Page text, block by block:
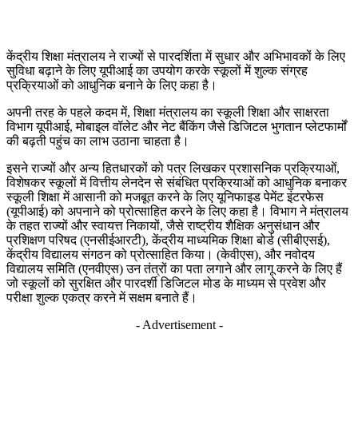
केंद्रीय शिक्षा मंत्रालय ने राज्यों से पारदर्शिता में सुधार और अभिभावकों के लिए
सुविधा बढ़ाने के लिए यूपीआई का उपयोग करके स्कूलों में शुल्क संग्रह
प्रक्रियाओं को आधुनिक बनाने के लिए कहा है।
अपनी तरह के पहले कदम में, शिक्षा मंत्रालय का स्कूली शिक्षा और साक्षरता
विभाग यूपीआई, मोबाइल वॉलेट और नेट बैंकिंग जैसे डिजिटल भुगतान प्लेटफार्मों
की बढ़ती पहुंच का लाभ उठाना चाहता है।
इसने राज्यों और अन्य हितधारकों को पत्र लिखकर प्रशासनिक प्रक्रियाओं,
विशेषकर स्कूलों में वित्तीय लेनदेन से संबंधित प्रक्रियाओं को आधुनिक बनाकर
स्कूली शिक्षा में आसानी को मजबूत करने के लिए यूनिफाइड पेमेंट इंटरफेस
(यूपीआई) को अपनाने को प्रोत्साहित करने के लिए कहा है। विभाग ने मंत्रालय
के तहत राज्यों और स्वायत्त निकायों, जैसे राष्ट्रीय शैक्षिक अनुसंधान और
प्रशिक्षण परिषद (एनसीईआरटी), केंद्रीय माध्यमिक शिक्षा बोर्ड (सीबीएसई),
केंद्रीय विद्यालय संगठन को प्रोत्साहित किया। (केवीएस), और नवोदय
विद्यालय समिति (एनवीएस) उन तंत्रों का पता लगाने और लागू करने के लिए हैं
जो स्कूलों को सुरक्षित और पारदर्शी डिजिटल मोड के माध्यम से प्रवेश और
परीक्षा शुल्क एकत्र करने में सक्षम बनाते हैं।
- Advertisement -